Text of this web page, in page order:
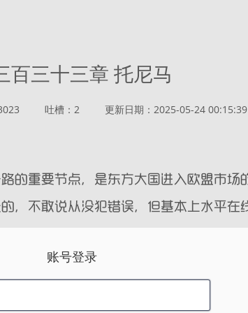
百三十三章 托尼马
吐槽：2 更新日期：2025-05-24 00:15:39
账号登录